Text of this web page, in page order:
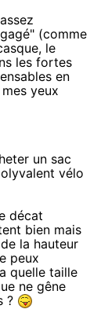
(comme
le
les fortes
en
yeux
un sac
vélo
décat
bien mais
la hauteur
peux
quelle taille
ne gêne
?